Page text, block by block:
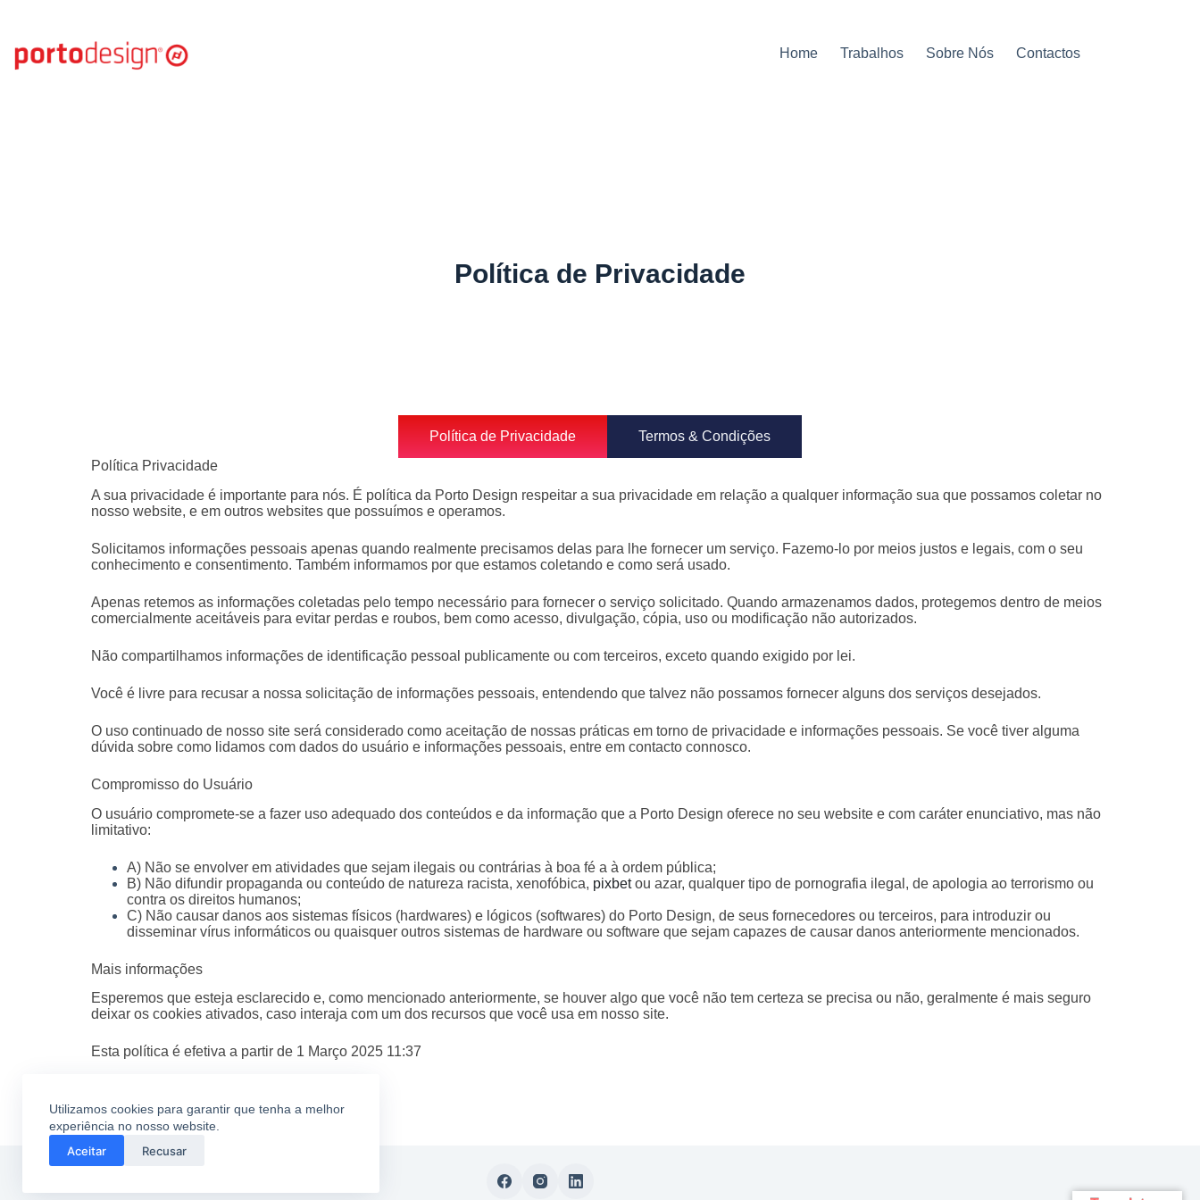
Utilizamos cookies para garantir que tenha a melhor
experiência no nosso website.
Aceitar
Recusar
Home Trabalhos Sobre Nós Contactos
Política de Privacidade
Política de Privacidade
Termos & Condições
Política Privacidade
A sua privacidade é importante para nós. É política da Porto Design respeitar a sua privacidade em relação a qualquer informação sua que possamos coletar no
nosso website, e em outros websites que possuímos e operamos.
Solicitamos informações pessoais apenas quando realmente precisamos delas para lhe fornecer um serviço. Fazemo-lo por meios justos e legais, com o seu
conhecimento e consentimento. Também informamos por que estamos coletando e como será usado.
Apenas retemos as informações coletadas pelo tempo necessário para fornecer o serviço solicitado. Quando armazenamos dados, protegemos dentro de meios
comercialmente aceitáveis ​​para evitar perdas e roubos, bem como acesso, divulgação, cópia, uso ou modificação não autorizados.
Não compartilhamos informações de identificação pessoal publicamente ou com terceiros, exceto quando exigido por lei.
Você é livre para recusar a nossa solicitação de informações pessoais, entendendo que talvez não possamos fornecer alguns dos serviços desejados.
O uso continuado de nosso site será considerado como aceitação de nossas práticas em torno de privacidade e informações pessoais. Se você tiver alguma
dúvida sobre como lidamos com dados do usuário e informações pessoais, entre em contacto connosco.
Compromisso do Usuário
O usuário compromete-se a fazer uso adequado dos conteúdos e da informação que a Porto Design oferece no seu website e com caráter enunciativo, mas não
limitativo:
A) Não se envolver em atividades que sejam ilegais ou contrárias à boa fé a à ordem pública;
B) Não difundir propaganda ou conteúdo de natureza racista, xenofóbica, pixbetou azar, qualquer tipo de pornografia ilegal, de apologia ao terrorismo ou
contra os direitos humanos;
C) Não causar danos aos sistemas físicos (hardwares) e lógicos (softwares) do Porto Design, de seus fornecedores ou terceiros, para introduzir ou
disseminar vírus informáticos ou quaisquer outros sistemas de hardware ou software que sejam capazes de causar danos anteriormente mencionados.
Mais informações
Esperemos que esteja esclarecido e, como mencionado anteriormente, se houver algo que você não tem certeza se precisa ou não, geralmente é mais seguro
deixar os cookies ativados, caso interaja com um dos recursos que você usa em nosso site.
Esta política é efetiva a partir de 1 Março 2025 11:37